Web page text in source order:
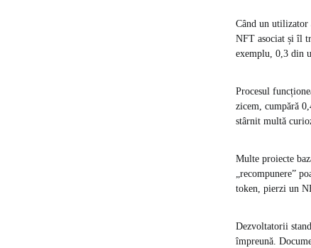
Când un utilizator
NFT asociat și îl
exemplu, 0,3 din
Procesul
zicem, cumpără
stârnit multă
Multe proiecte
„recompunere”
token, pierzi un
Dezvoltatorii
împreună.